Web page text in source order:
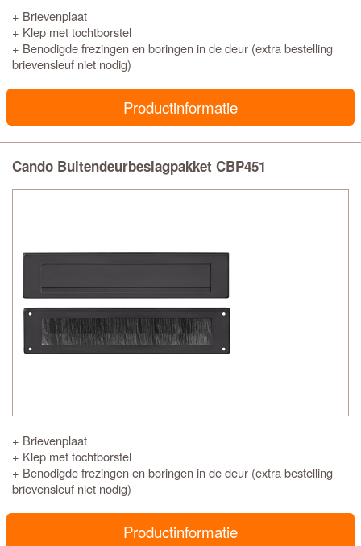
+ Brievenplaat
+ Klep met tochtborstel
+ Benodigde frezingen en boringen in de deur (extra bestelling
brievensleuf niet nodig)
Productinformatie
Cando Buitendeurbeslagpakket CBP451
+ Brievenplaat
+ Klep met tochtborstel
+ Benodigde frezingen en boringen in de deur (extra bestelling
brievensleuf niet nodig)
Productinformatie